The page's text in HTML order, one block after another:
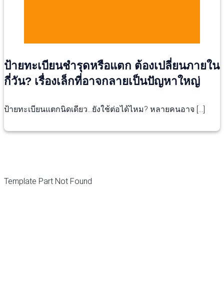
ป้ายทะเบียนชำรุดหรือแตก ต้องเปลี่ยนภายใน
กี่วัน? เรื่องเล็กที่อาจกลายเป็นปัญหาใหญ่
ป้ายทะเบียนแตกนิดเดียว…ยังใช้ต่อได้ไหม? หลายคนอาจ […]
Template Part Not Found